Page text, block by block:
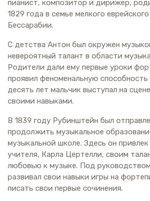
пианист, композитор и дирижер,
1829 года в семье мелкого
Бессарабии.
С детства Антон был окружен
невероятный талант в области
Родители дали ему первые уроки
проявил феноменальную
десять лет мальчик выступал на
своими навыками.
В 1839 году Рубинштейн был
продолжить музыкальное
музыкальной школе. Здесь он
учителя, Карла Цертелли, своим
любовью к музыке. Под
развивал свои навыки игры на
писать свои первые сочинения.